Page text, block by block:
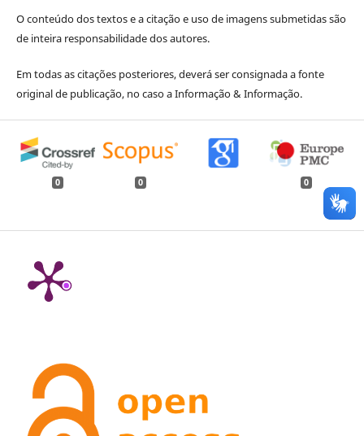
O conteúdo dos textos e a citação e uso de imagens submetidas são
de inteira responsabilidade dos autores.
Em todas as citações posteriores, deverá ser consignada a fonte
original de publicação, no caso a Informação & Informação.
0 0 0